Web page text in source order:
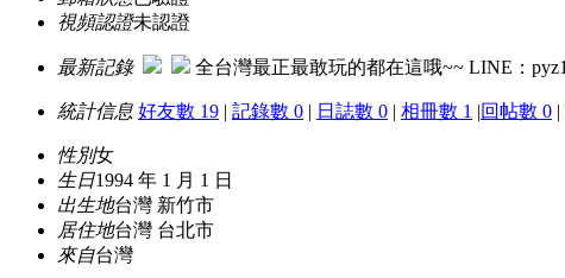
視頻認證未認證
最新記錄 全台灣最正最敢玩的都在這哦~~ LINE：
統計信息 好友數 19 | 記錄數 0 | 日誌數 0 | 相冊數 1 |回帖數 0 |
性別女
生日1994 年 1 月 1 日
出生地台灣 新竹市
居住地台灣 台北市
來自台灣